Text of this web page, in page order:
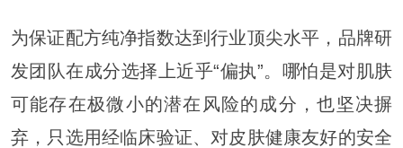
为保证配方纯净指数达到行业顶尖水平，品牌研
发团队在成分选择上近乎“偏执”。哪怕是对肌肤
可能存在极微小的潜在风险的成分，也坚决摒
弃，只选用经临床验证、对皮肤健康友好的安全